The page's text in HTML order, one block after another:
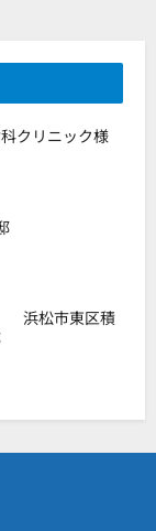
リニック様
市東区積